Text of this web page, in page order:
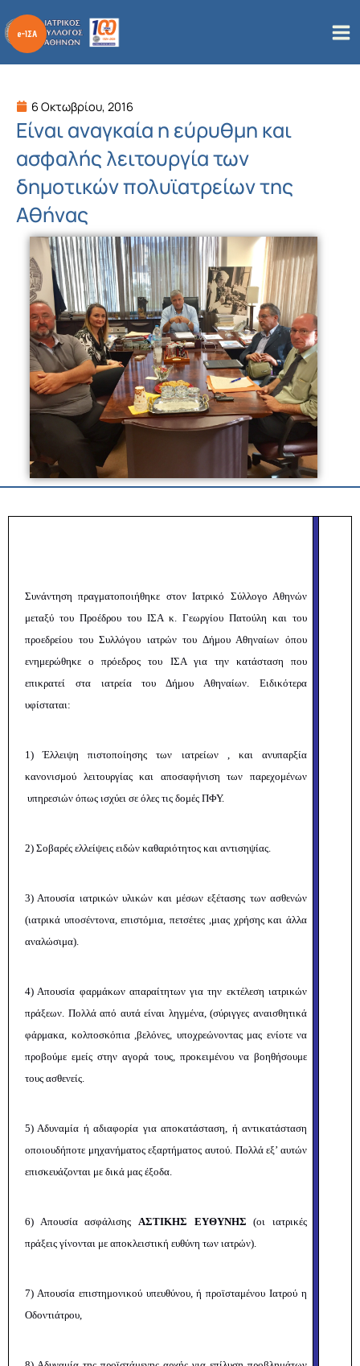
στο
περιεχόμενο
6 Οκτωβρίου, 2016
Είναι αναγκαία η εύρυθμη και
ασφαλής λειτουργία των
δημοτικών πολυϊατρείων της
Αθήνας
Συνάντηση πραγματοποιήθηκε στον Ιατρικό Σύλλογο Αθηνών
μεταξύ του Προέδρου του ΙΣΑ κ. Γεωργίου Πατούλη και του
προεδρείου του Συλλόγου ιατρών του Δήμου Αθηναίων όπου
ενημερώθηκε ο πρόεδρος του ΙΣΑ για την κατάσταση που
επικρατεί στα ιατρεία του Δήμου Αθηναίων. Ειδικότερα
υφίσταται:
1) Έλλειψη πιστοποίησης των ιατρείων , και ανυπαρξία
κανονισμού λειτουργίας και αποσαφήνιση των παρεχομένων
υπηρεσιών όπως ισχύει σε όλες τις δομές ΠΦΥ.
2) Σοβαρές ελλείψεις ειδών καθαριότητος και αντισηψίας.
3) Απουσία ιατρικών υλικών και μέσων εξέτασης των ασθενών
(ιατρικά υποσέντονα, επιστόμια, πετσέτες ,μιας χρήσης και άλλα
αναλώσιμα).
4) Απουσία φαρμάκων απαραίτητων για την εκτέλεση ιατρικών
πράξεων. Πολλά από αυτά είναι ληγμένα, (σύριγγες αναισθητικά
φάρμακα, κολποσκόπια ,βελόνες, υποχρεώνοντας μας ενίοτε να
προβούμε εμείς στην αγορά τους, προκειμένου να βοηθήσουμε
τους ασθενείς.
5) Αδυναμία ή αδιαφορία για αποκατάσταση, ή αντικατάσταση
οποιουδήποτε μηχανήματος εξαρτήματος αυτού. Πολλά εξ’ αυτών
επισκευάζονται με δικά μας έξοδα.
6) Απουσία ασφάλισης ΑΣΤΙΚΗΣ ΕΥΘΥΝΗΣ (οι ιατρικές
πράξεις γίνονται με αποκλειστική ευθύνη των ιατρών).
7) Απουσία επιστημονικού υπευθύνου, ή προϊσταμένου Ιατρού η
Οδοντιάτρου,